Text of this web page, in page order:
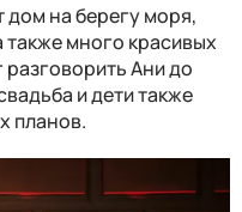
дом на берегу моря,
также много красивых
Ани до
и дети также
планов.